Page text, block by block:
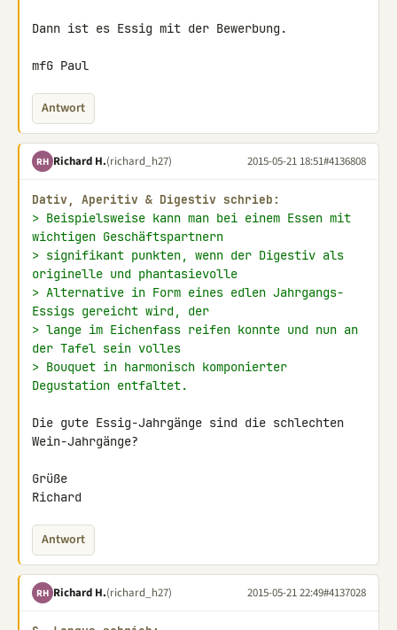
Dann ist es Essig mit der Bewerbung.
mfG Paul
Antwort
RH Richard H.(richard_h27) 2015-05-21 18:51#4136808
Dativ, Aperitiv & Digestiv schrieb:
> Beispielsweise kann man bei einem Essen mit
wichtigen Geschäftspartnern
> signifikant punkten, wenn der Digestiv als
originelle und phantasievolle
> Alternative in Form eines edlen Jahrgangs-
Essigs gereicht wird, der
> lange im Eichenfass reifen konnte und nun an
der Tafel sein volles
> Bouquet in harmonisch komponierter
Degustation entfaltet.
Die gute Essig-Jahrgänge sind die schlechten
Wein-Jahrgänge?
Grüße
Richard
Antwort
RH Richard H.(richard_h27) 2015-05-21 22:49#4137028